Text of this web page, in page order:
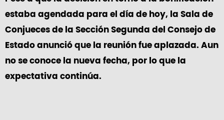
estaba agendada para el día de hoy, la Sala de
Conjueces de la Sección Segunda del Consejo de
Estado anunció que la reunión fue aplazada. Aun
no se conoce la nueva fecha, por lo que la
expectativa continúa.